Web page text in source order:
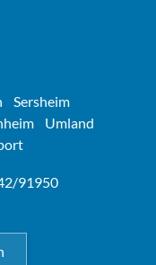
Sersheim
Umland
91950